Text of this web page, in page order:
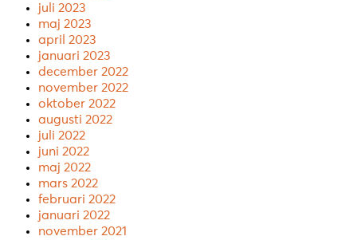
juli 2023
maj 2023
april 2023
januari 2023
december 2022
november 2022
oktober 2022
augusti 2022
juli 2022
juni 2022
maj 2022
mars 2022
februari 2022
januari 2022
november 2021